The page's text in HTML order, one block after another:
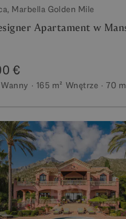
Marbella Golden Mile
Apartament w
€
165 m² Wnętrze 70